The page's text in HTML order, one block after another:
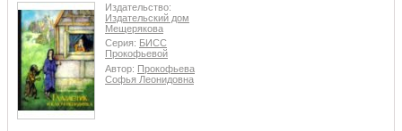
Издательство:
Издательский дом
Мещерякова
Серия: БИСС
Прокофьевой
Автор: Прокофьева
Софья Леонидовна